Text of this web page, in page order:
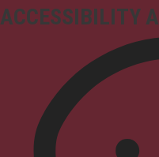
ACCESSIBILITY